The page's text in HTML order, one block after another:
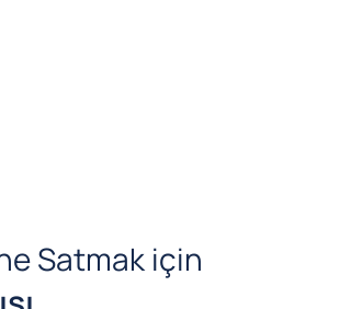
Satmak için